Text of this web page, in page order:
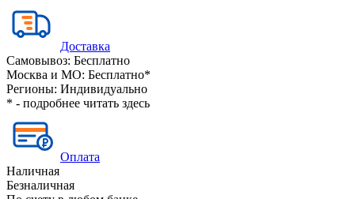
Доставка
Самовывоз: Бесплатно
Москва и МО: Бесплатно*
Регионы: Индивидуально
* - подробнее читать здесь
Оплата
Наличная
Безналичная